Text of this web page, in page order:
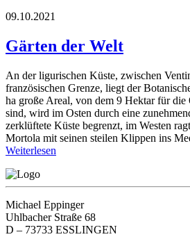
09.10.2021
Gärten der Welt
An der ligurischen Küste, zwischen
französischen Grenze, liegt der
ha große Areal, von dem 9 Hektar für
sind, wird im Osten durch eine
zerklüftete Küste begrenzt, im Westen
Mortola mit seinen steilen Klippen ins
Weiterlesen
Michael Eppinger
Uhlbacher Straße 68
D – 73733 ESSLINGEN